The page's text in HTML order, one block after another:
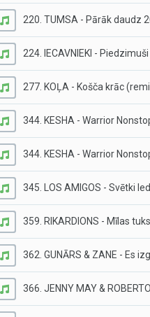
220. TUMSA - Pārāk daudz
224. IECAVNIEKI -
277. KOĻA - Košča krāc
344. KESHA - Warrior
344. KESHA - Warrior
345. LOS AMIGOS - Svētki
359. RIKARDIONS - Mīlas
362. GUNĀRS & ZANE - Es
366. JENNY MAY &